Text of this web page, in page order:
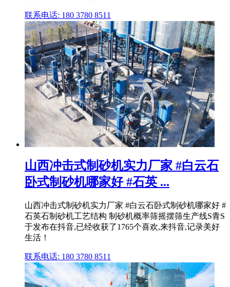
联系电话: 180 3780 8511
山西冲击式制砂机实力厂家 #白云石
卧式制砂机哪家好 #石英 ...
山西冲击式制砂机实力厂家 #白云石卧式制砂机哪家好 #
石英石制砂机工艺结构 制砂机概率筛摇摆筛生产线S青S
于发布在抖音,已经收获了1765个喜欢,来抖音,记录美好
生活！
联系电话: 180 3780 8511